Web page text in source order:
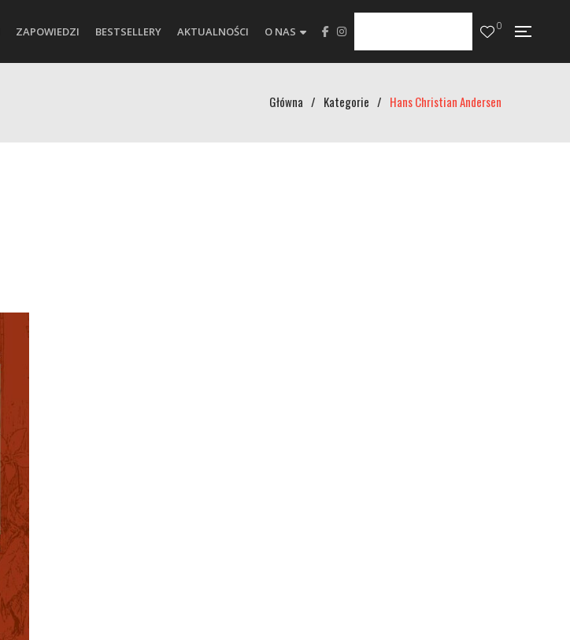
ZAPOWIEDZI BESTSELLERY AKTUALNOŚCI O NAS 0
Główna / Kategorie / Hans Christian Andersen